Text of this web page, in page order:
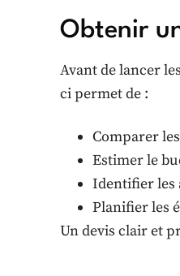
Obtenir
Avant de lancer
ci permet de :
Comparer
Estimer le
Identifier les
Planifier les
Un devis clair et